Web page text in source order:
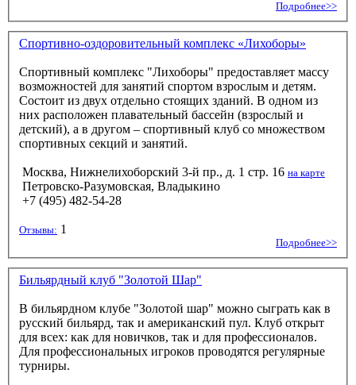
Подробнее>>
Спортивно-оздоровительный комплекс «Лихоборы»
Спортивный комплекс "Лихоборы" предоставляет массу
возможностей для занятий спортом взрослым и детям.
Состоит из двух отдельно стоящих зданий. В одном из
них расположен плавательный бассейн (взрослый и
детский), а в другом – спортивный клуб со множеством
спортивных секций и занятий.
Москва, Нижнелихоборский 3-й пр., д. 1 стр. 16 на карте
Петровско-Разумовская, Владыкино
+7 (495) 482-54-28
Отзывы: 1
Подробнее>>
Бильярдный клуб "Золотой Шар"
В бильярдном клубе "Золотой шар" можно сыграть как в
русский бильярд, так и американский пул. Клуб открыт
для всех: как для новичков, так и для профессионалов.
Для профессиональных игроков проводятся регулярные
турниры.